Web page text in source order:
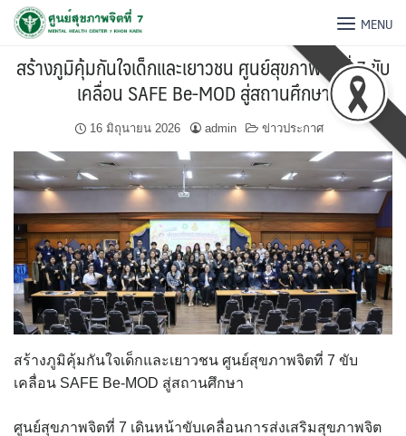
MENU
สร้างภูมิคุ้มกันใจเด็กและเยาวชน ศูนย์สุขภาพจิตที่ 7 ขับ
เคลื่อน SAFE Be-MOD สู่สถานศึกษา
16 มิถุนายน 2026 admin ข่าวประกาศ
สร้างภูมิคุ้มกันใจเด็กและเยาวชน ศูนย์สุขภาพจิตที่ 7 ขับ
เคลื่อน SAFE Be-MOD สู่สถานศึกษา
ศูนย์สุขภาพจิตที่ 7 เดินหน้าขับเคลื่อนการส่งเสริมสุขภาพจิต